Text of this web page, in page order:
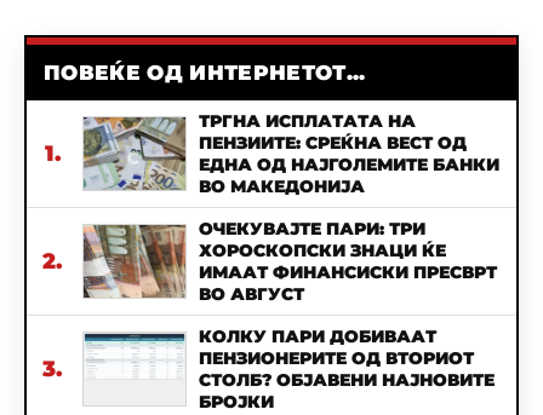
ПОВЕЌЕ ОД ИНТЕРНЕТОТ...
1.
ТРГНА ИСПЛАТАТА НА
ПЕНЗИИТЕ: СРЕЌНА ВЕСТ ОД
ЕДНА ОД НАЈГОЛЕМИТЕ БАНКИ
ВО МАКЕДОНИЈА
2.
ОЧЕКУВАЈТЕ ПАРИ: ТРИ
ХОРОСКОПСКИ ЗНАЦИ ЌЕ
ИМААТ ФИНАНСИСКИ ПРЕСВРТ
ВО АВГУСТ
3.
КОЛКУ ПАРИ ДОБИВААТ
ПЕНЗИОНЕРИТЕ ОД ВТОРИОТ
СТОЛБ? ОБЈАВЕНИ НАЈНОВИТЕ
БРОЈКИ